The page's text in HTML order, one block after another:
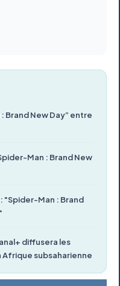
Brand New Day” entre
Man : Brand New
"Spider-Man : Brand
diffusera les
subsaharienne